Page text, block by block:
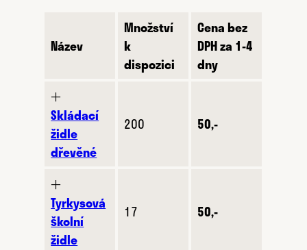
Název
Množství
k
dispozici
Cena bez
DPH za 1-4
dny
🞢
Skládací
židle
dřevěné
200 50,-
🞢
Tyrkysová
školní
židle
17 50,-